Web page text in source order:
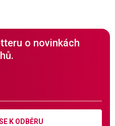
o novinkách
K ODBĚRU